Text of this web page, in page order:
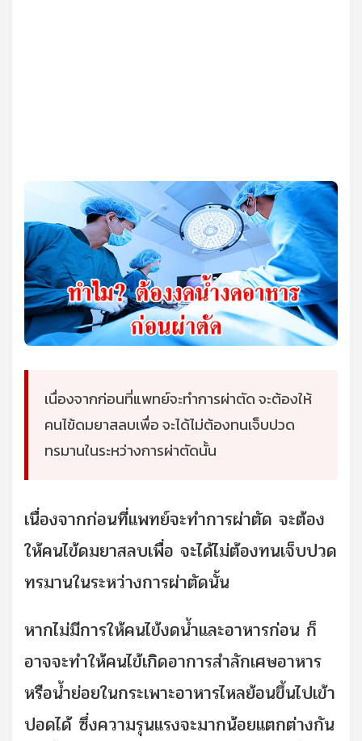
เนื่องจากก่อนที่แพทย์จะทำการผ่าตัด จะต้องให้
คนไข้ดมยาสลบเพื่อ จะได้ไม่ต้องทนเจ็บปวด
ทรมานในระหว่างการผ่าตัดนั้น
เนื่องจากก่อนที่แพทย์จะทำการผ่าตัด จะต้อง
ให้คนไข้ดมยาสลบเพื่อ จะได้ไม่ต้องทนเจ็บปวด
ทรมานในระหว่างการผ่าตัดนั้น
หากไม่มีการให้คนไข้งดน้ำและอาหารก่อน ก็
อาจจะทำให้คนไข้เกิดอาการสำลักเศษอาหาร
หรือน้ำย่อยในกระเพาะอาหารไหลย้อนขึ้นไปเข้า
ปอดได้ ซึ่งความรุนแรงจะมากน้อยแตกต่างกัน